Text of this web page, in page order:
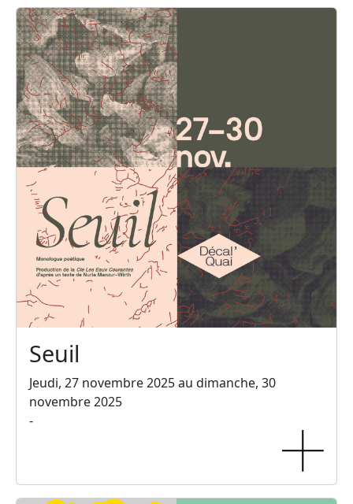
Seuil
Jeudi, 27 novembre 2025 au dimanche, 30
novembre 2025
-